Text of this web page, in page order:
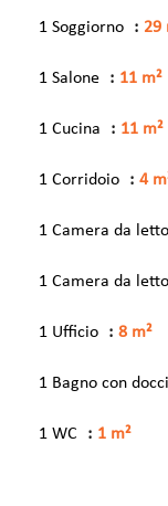
1 Soggiorno 29
1 Salone 11 m²
1 Cucina 11 m²
1 Corridoio 4
1 Camera da letto
1 Camera da letto
1 Ufficio 8 m²
1 Bagno con
1 WC 1 m²